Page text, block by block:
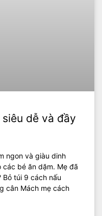
dễ và đầy
ngon và giàu dinh
bé ăn dặm. Mẹ đã
Bỏ túi 9 cách nấu
cân Mách mẹ cách